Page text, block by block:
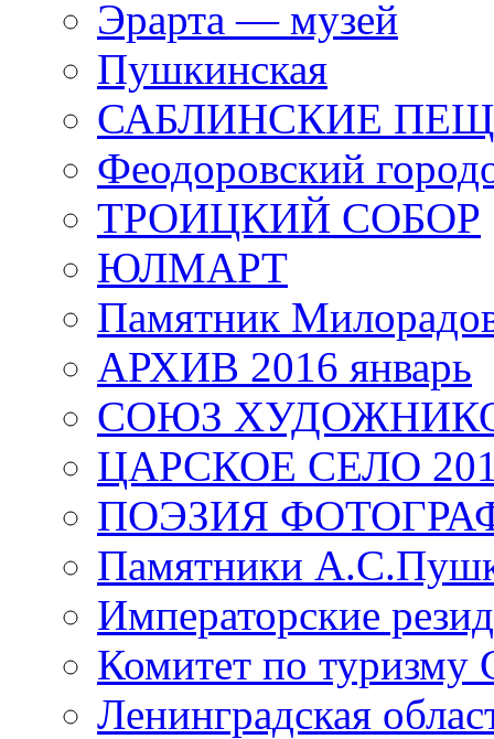
Эрарта — музей
Пушкинская
САБЛИНСКИЕ
Феодоровский
ТРОИЦКИЙ СОБОР
ЮЛМАРТ
Памятник
АРХИВ 2016 январь
СОЮЗ
ЦАРСКОЕ СЕЛО
ПОЭЗИЯ
Памятники
Императорские
Комитет по туризму
Ленинградская